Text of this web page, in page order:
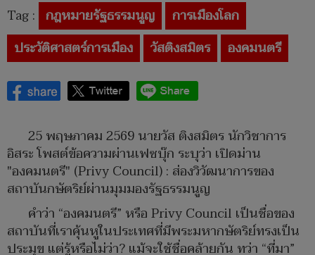
Tag : กฎหมายรัฐธรรมนูญ
การเมืองโลก
ประวัติศาสตร์การเมือง
วัสติงสมิตร องคมนตรี
25 พฤษภาคม 2569 นายวัส ติงสมิตร นักวิชาการ
อิสระ โพสต์ข้อความผ่านเฟซบุ๊ก ระบุว่า เปิดม่าน
"องคมนตรี" (Privy Council) : ส่องวิวัฒนาการของ
สถาบันกษัตริย์ผ่านมุมมองรัฐธรรมนูญ
คำว่า “องคมนตรี” หรือ Privy Council เป็นชื่อของ
สถาบันที่เราคุ้นหูในประเทศที่มีพระมหากษัตริย์ทรงเป็น
ประมุข แต่รู้หรือไม่ว่า? แม้จะใช้ชื่อคล้ายกัน ทว่า “ที่มา”